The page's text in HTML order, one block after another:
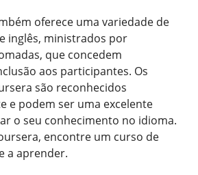
oferece uma variedade de
inglês, ministrados por
que concedem
aos participantes. Os
são reconhecidos
e podem ser uma excelente
o seu conhecimento no idioma.
encontre um curso de
a aprender.